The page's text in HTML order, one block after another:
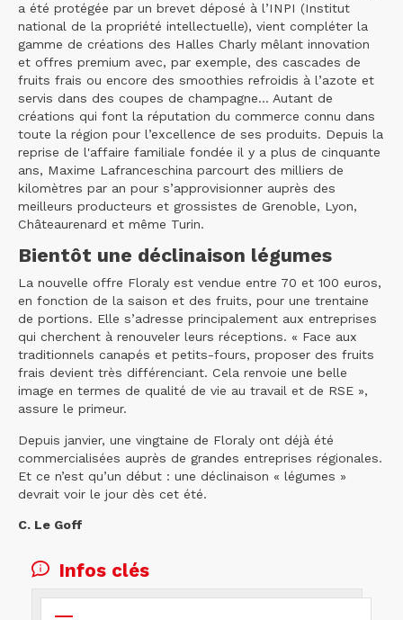
a été protégée par un brevet déposé à l’INPI (Institut
national de la propriété intellectuelle), vient compléter la
gamme de créations des Halles Charly mêlant innovation
et offres premium avec, par exemple, des cascades de
fruits frais ou encore des smoothies refroidis à l’azote et
servis dans des coupes de champagne... Autant de
créations qui font la réputation du commerce connu dans
toute la région pour l’excellence de ses produits. Depuis la
reprise de l'affaire familiale fondée il y a plus de cinquante
ans, Maxime Lafranceschina parcourt des milliers de
kilomètres par an pour s’approvisionner auprès des
meilleurs producteurs et grossistes de Grenoble, Lyon,
Châteaurenard et même Turin.
Bientôt une déclinaison légumes
La nouvelle offre Floraly est vendue entre 70 et 100 euros,
en fonction de la saison et des fruits, pour une trentaine
de portions. Elle s’adresse principalement aux entreprises
qui cherchent à renouveler leurs réceptions. « Face aux
traditionnels canapés et petits-fours, proposer des fruits
frais devient très différenciant. Cela renvoie une belle
image en termes de qualité de vie au travail et de RSE »,
assure le primeur.
Depuis janvier, une vingtaine de Floraly ont déjà été
commercialisées auprès de grandes entreprises régionales.
Et ce n’est qu’un début : une déclinaison « légumes »
devrait voir le jour dès cet été.
C. Le Goff
Infos clés